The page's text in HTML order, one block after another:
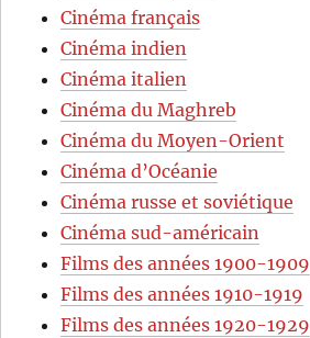
Cinéma français
Cinéma indien
Cinéma italien
Cinéma du Maghreb
Cinéma du Moyen-Orient
Cinéma d’Océanie
Cinéma russe et soviétique
Cinéma sud-américain
Films des années 1900-1909
Films des années 1910-1919
Films des années 1920-1929